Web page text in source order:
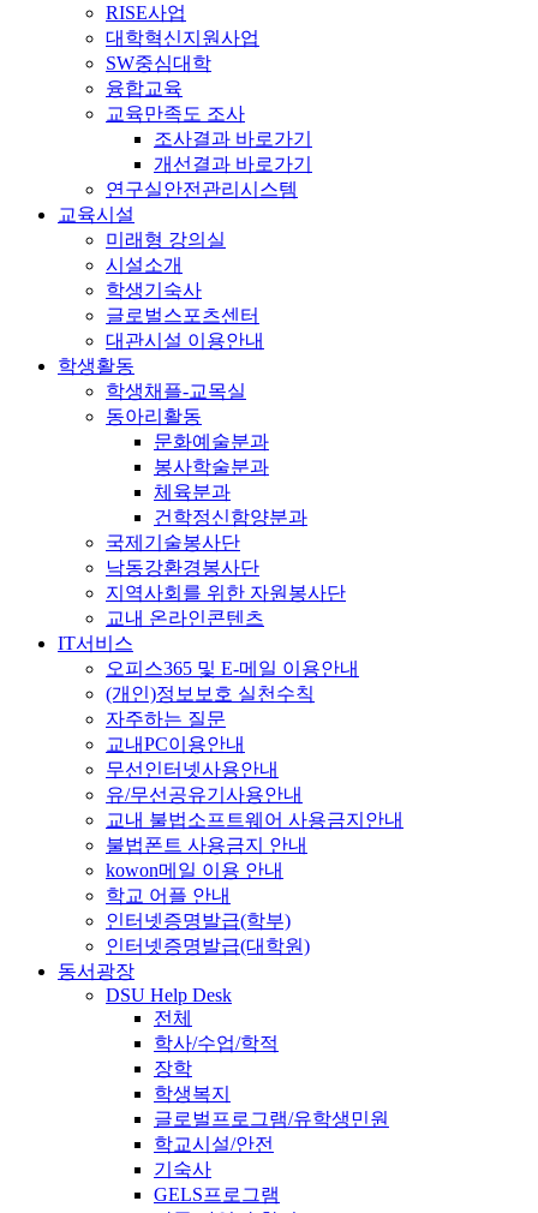
RISE사업
대학혁신지원사업
SW중심대학
융합교육
교육만족도 조사
조사결과 바로가기
개선결과 바로가기
연구실안전관리시스템
교육시설
미래형 강의실
시설소개
학생기숙사
글로벌스포츠센터
대관시설 이용안내
학생활동
학생채플-교목실
동아리활동
문화예술분과
봉사학술분과
체육분과
건학정신함양분과
국제기술봉사단
낙동강환경봉사단
지역사회를 위한 자원봉사단
교내 온라인콘텐츠
IT서비스
오피스365 및 E-메일 이용안내
(개인)정보보호 실천수칙
자주하는 질문
교내PC이용안내
무선인터넷사용안내
유/무선공유기사용안내
교내 불법소프트웨어 사용금지안내
불법폰트 사용금지 안내
kowon메일 이용 안내
학교 어플 안내
인터넷증명발급(학부)
인터넷증명발급(대학원)
동서광장
DSU Help Desk
전체
학사/수업/학적
장학
학생복지
글로벌프로그램/유학생민원
학교시설/안전
기숙사
GELS프로그램